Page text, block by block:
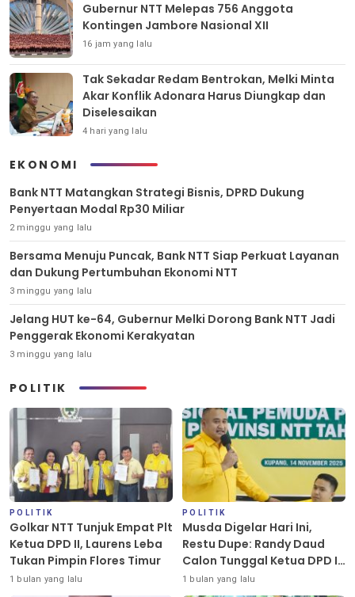
Gubernur NTT Melepas 756 Anggota
Kontingen Jambore Nasional XII
16 jam yang lalu
Tak Sekadar Redam Bentrokan, Melki Minta
Akar Konflik Adonara Harus Diungkap dan
Diselesaikan
4 hari yang lalu
EKONOMI
Bank NTT Matangkan Strategi Bisnis, DPRD Dukung
Penyertaan Modal Rp30 Miliar
2 minggu yang lalu
Bersama Menuju Puncak, Bank NTT Siap Perkuat Layanan
dan Dukung Pertumbuhan Ekonomi NTT
3 minggu yang lalu
Jelang HUT ke-64, Gubernur Melki Dorong Bank NTT Jadi
Penggerak Ekonomi Kerakyatan
3 minggu yang lalu
POLITIK
POLITIK
Golkar NTT Tunjuk Empat Plt
Ketua DPD II, Laurens Leba
Tukan Pimpin Flores Timur
1 bulan yang lalu
POLITIK
Musda Digelar Hari Ini,
Restu Dupe: Randy Daud
Calon Tunggal Ketua DPD II
Golkar Kota Kupang
1 bulan yang lalu